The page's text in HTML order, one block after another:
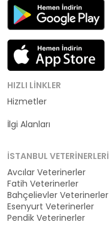
HIZLI LINKLER
Hizmetler
İlgi Alanları
İSTANBUL VETERINERLERI
Avcılar Veterinerler
Fatih Veterinerler
Bahçelievler Veterinerler
Esenyurt Veterinerler
Pendik Veterinerler